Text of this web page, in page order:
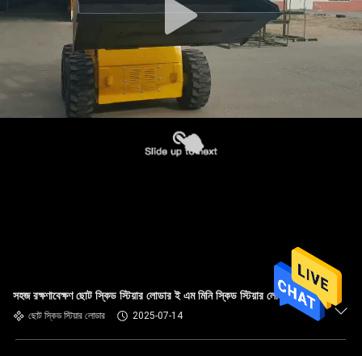
সহজ রক্ষণাবেক্ষণ ছোট স্কিড স্টিয়ার লোডার ই এম মিনি স্কিড স্টিয়ার লোডার
ছোট স্কিড স্টিয়ার লোডার 2025-07-14